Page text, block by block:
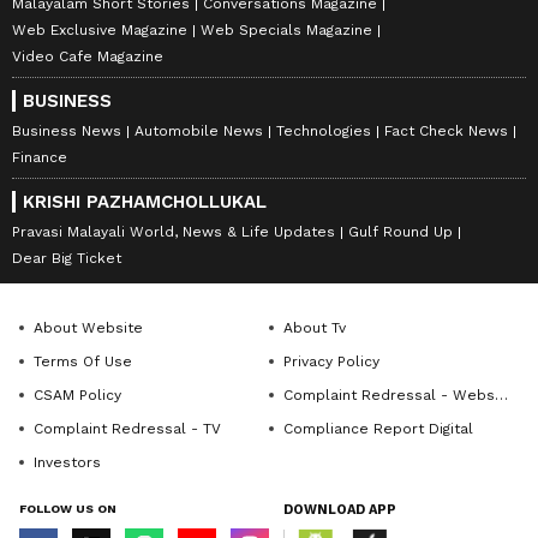
Web Exclusive Magazine
Web Specials Magazine
Video Cafe Magazine
BUSINESS
Business News Automobile News Technologies
Fact Check News
Finance
KRISHI PAZHAMCHOLLUKAL
Pravasi Malayali World, News & Life Updates
Gulf Round Up
Dear Big Ticket
About Website
About Tv
Terms Of Use
Privacy Policy
CSAM Policy
Complaint Redressal - Website
Complaint Redressal - TV
Compliance Report Digital
Investors
FOLLOW US ON DOWNLOAD APP